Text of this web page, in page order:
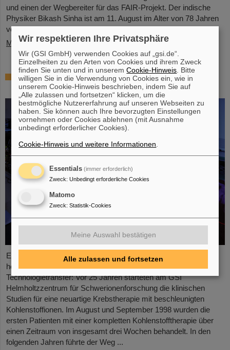
und einen der Wegbereiter für das FAIR-Projekt. Der indische
Physiker Bikash Sinha ist am 11. August im Alter von 78 Jahren
von uns gegangen.
Mehr »
25 Jahre Tumortherapie: Präzise Waffen im
Kampf gegen den Krebs
Es war der Beginn einer Erfolgsgeschichte und ist bis heute ein
herausragendes Beispiel für vorbildlich gelungenen
Technologietransfer: Vor 25 Jahren starteten am GSI
Helmholtzzentrum für Schwerionenforschung die klinischen
Studien für eine neuartige Krebstherapie mit beschleunigten
Kohlenstoffionen. Im August und September 1998 wurden die
ersten Patienten mit einer kompletten Kohlenstofftherapie über
einen Zeitraum von insgesamt drei Wochen behandelt. In den
folgenden Jahren führte der Weg ...
Wir respektieren Ihre Privatsphäre
Wir (GSI GmbH) verwenden Cookies auf „gsi.de“.
Einzelheiten zu den Arten von Cookies und ihrem Zweck
finden Sie unten und in unseremCookie-Hinweis . Bitte
willigen Sie in die Verwendung von Cookies ein, wie in
unserem Cookie-Hinweis beschrieben, indem Sie auf
„Alle zulassen und fortsetzen“ klicken, um die
bestmögliche Nutzererfahrung auf unseren Webseiten zu
haben. Sie können auch Ihre bevorzugten Einstellungen
vornehmen oder Cookies ablehnen (mit Ausnahme
unbedingt erforderlicher Cookies).
Cookie-Hinweis und weitere Informationen
Essentials (immer erforderlich)
Zweck: Unbedingt erforderliche Cookies
Matomo
Zweck: Statistik-Cookies
Meine Auswahl bestätigen
Alle zulassen und fortsetzen